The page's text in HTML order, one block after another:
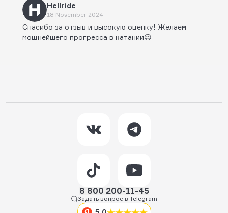
Hellride
18 November 2024
Спасибо за отзыв и высокую оценку! Желаем
мощнейшего прогресса в катании😉
8 800 200-11-45
Задать вопрос в Telegram